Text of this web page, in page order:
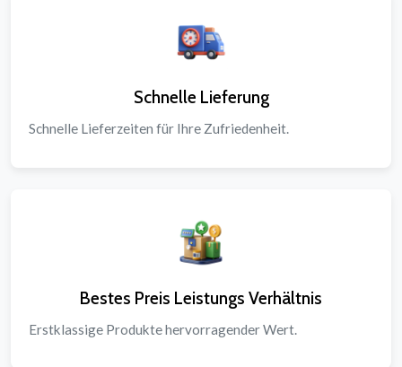
Schnelle Lieferung
Schnelle Lieferzeiten für Ihre Zufriedenheit.
Bestes Preis Leistungs Verhältnis
Erstklassige Produkte hervorragender Wert.